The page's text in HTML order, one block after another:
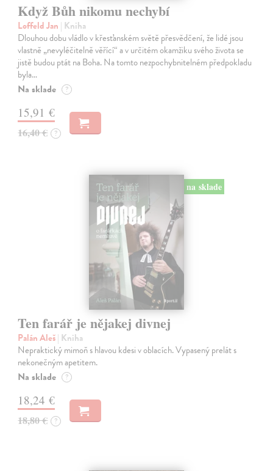
Když Bůh nikomu nechybí
Loffeld Jan | Kniha
Dlouhou dobu vládlo v křesťanském světě přesvědčení, že lidé jsou
vlastně „nevyléčitelně věřící“ a v určitém okamžiku svého života se
jistě budou ptát na Boha. Na tomto nezpochybnitelném předpokladu
byla…
Na sklade ?
15,91 €
16,40 € ?
na sklade
Ten farář je nějakej divnej
Palán Aleš| Kniha
Nepraktický mimoň s hlavou kdesi v oblacích. Vypasený prelát s
nekonečným apetitem.
Na sklade ?
18,24 €
18,80 € ?